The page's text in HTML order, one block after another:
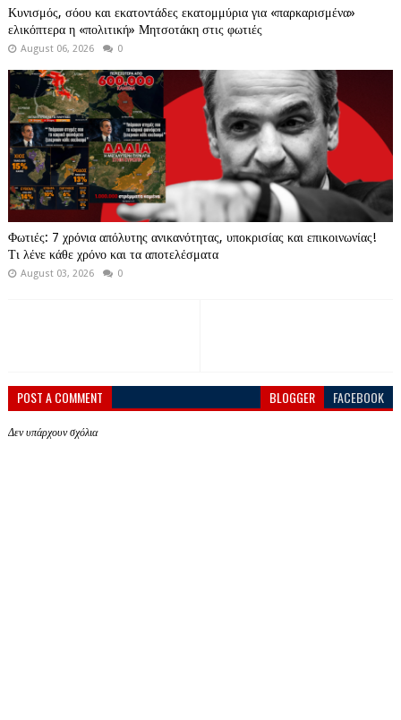
Κυνισμός, σόου και εκατοντάδες εκατομμύρια για «παρκαρισμένα»
ελικόπτερα η «πολιτική» Μητσοτάκη στις φωτιές
August 06, 2026 0
Φωτιές: 7 χρόνια απόλυτης ανικανότητας, υποκρισίας και επικοινωνίας!
Τι λένε κάθε χρόνο και τα αποτελέσματα
August 03, 2026 0
POST A COMMENT BLOGGER FACEBOOK
Δεν υπάρχουν σχόλια